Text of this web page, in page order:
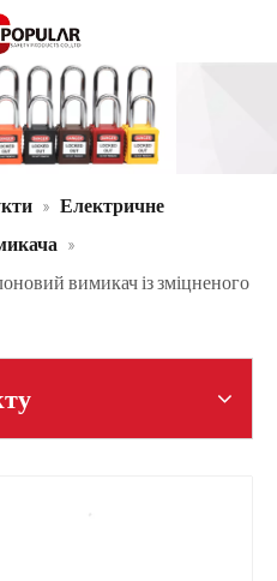
» Електричне
»
вимикач із зміцненого